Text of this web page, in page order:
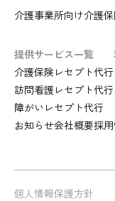
介護事業所向け介護
提供サービス一覧
介護保険レセプト代行
訪問看護レセプト代行
障がいレセプト代行
お知らせ会社概要採
個人情報保護方針